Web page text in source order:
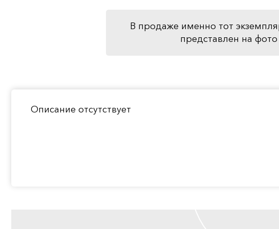
В продаже именно тот
представлен на фото
Описание отсутствует